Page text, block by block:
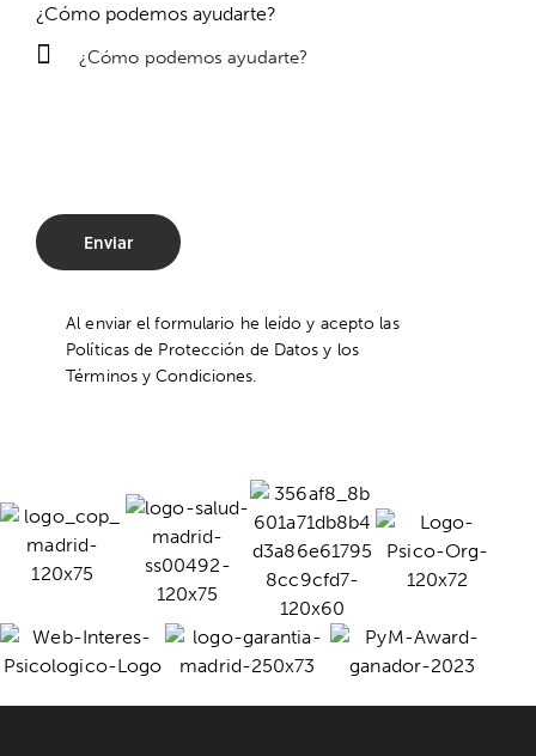
¿Cómo podemos ayudarte?
Al enviar el formulario he leído y acepto las
Políticas de Protección de Datos y los
Términos y Condiciones.